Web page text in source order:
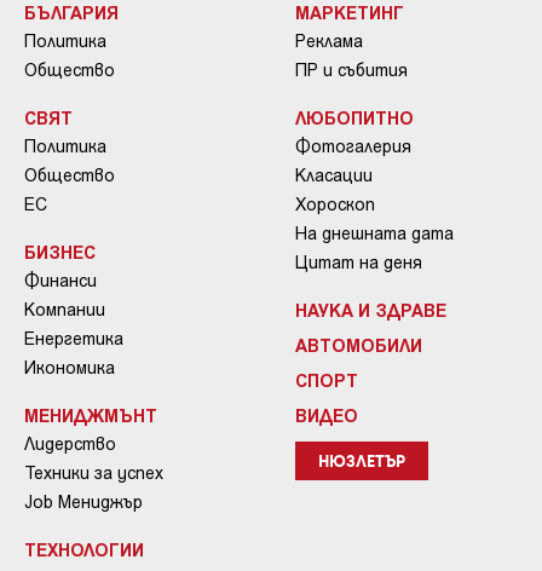
БЪЛГАРИЯ
Политика
Общество
СВЯТ
Политика
Общество
ЕС
БИЗНЕС
Финанси
Компании
Енергетика
Икономика
МЕНИДЖМЪНТ
Лидерство
Техники за успех
Job Мениджър
ТЕХНОЛОГИИ
МАРКЕТИНГ
Реклама
ПР и събития
ЛЮБОПИТНО
Фотогалерия
Класации
Хороскоп
На днешната дата
Цитат на деня
НАУКА И ЗДРАВЕ
АВТОМОБИЛИ
СПОРТ
ВИДЕО
НЮЗЛЕТЪР